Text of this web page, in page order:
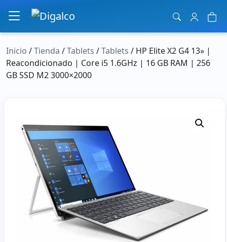
Navegación principal
Inicio /Tienda /Tablets /Tablets / HP Elite X2 G4 13» |
Reacondicionado | Core i5 1.6GHz | 16 GB RAM | 256
GB SSD M2 3000×2000